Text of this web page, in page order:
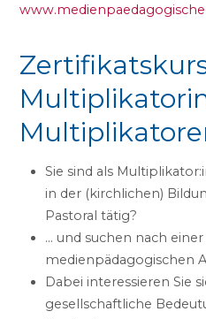
Sie sind als
in der (kirchlichen)
Pastoral tätig?
… und suchen nach
medienpädagogischen
Dabei interessieren Sie
gesellschaftliche